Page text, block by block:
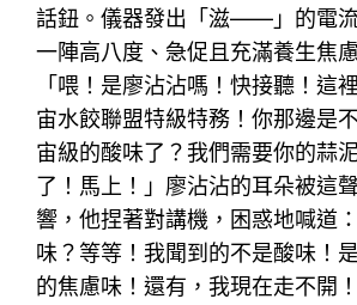
話鈕。儀器發出「滋——」的電
一陣高八度、急促且充滿養生焦
「喂！是廖沾沾嗎！快接聽！這
宙水餃聯盟特級特務！你那邊是
宙級的酸味了？我們需要你的蒜
了！馬上！」廖沾沾的耳朵被這
響，他捏著對講機，困惑地喊道
味？等等！我聞到的不是酸味！
的焦慮味！還有，我現在走不開